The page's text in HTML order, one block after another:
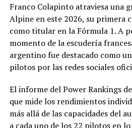
modificación vinculada a la
empresa que obtuvo la
La novedad se conoce mientras
continúa envuelta en una
jurídica. El proceso mediante el
busca determinar si existieron
licitación impulsada por el
Franco Colapinto atraviesa una
Alpine en este 2026, su primera
como titular en la Fórmula 1. A
momento de la escudería
argentino fue destacado como
pilotos por las redes sociales
El informe del Power Rankings
que mide los rendimientos
más allá de las capacidades del
a cada uno de los 22 pilotos en lo